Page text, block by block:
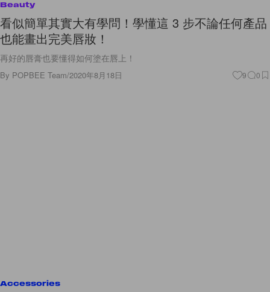
Beauty
看似簡單其實大有學問！學懂這 3 步不論任何產品
也能畫出完美唇妝！
再好的唇膏也要懂得如何塗在唇上！
By POPBEE Team/2020年8月18日 9 0
Accessories